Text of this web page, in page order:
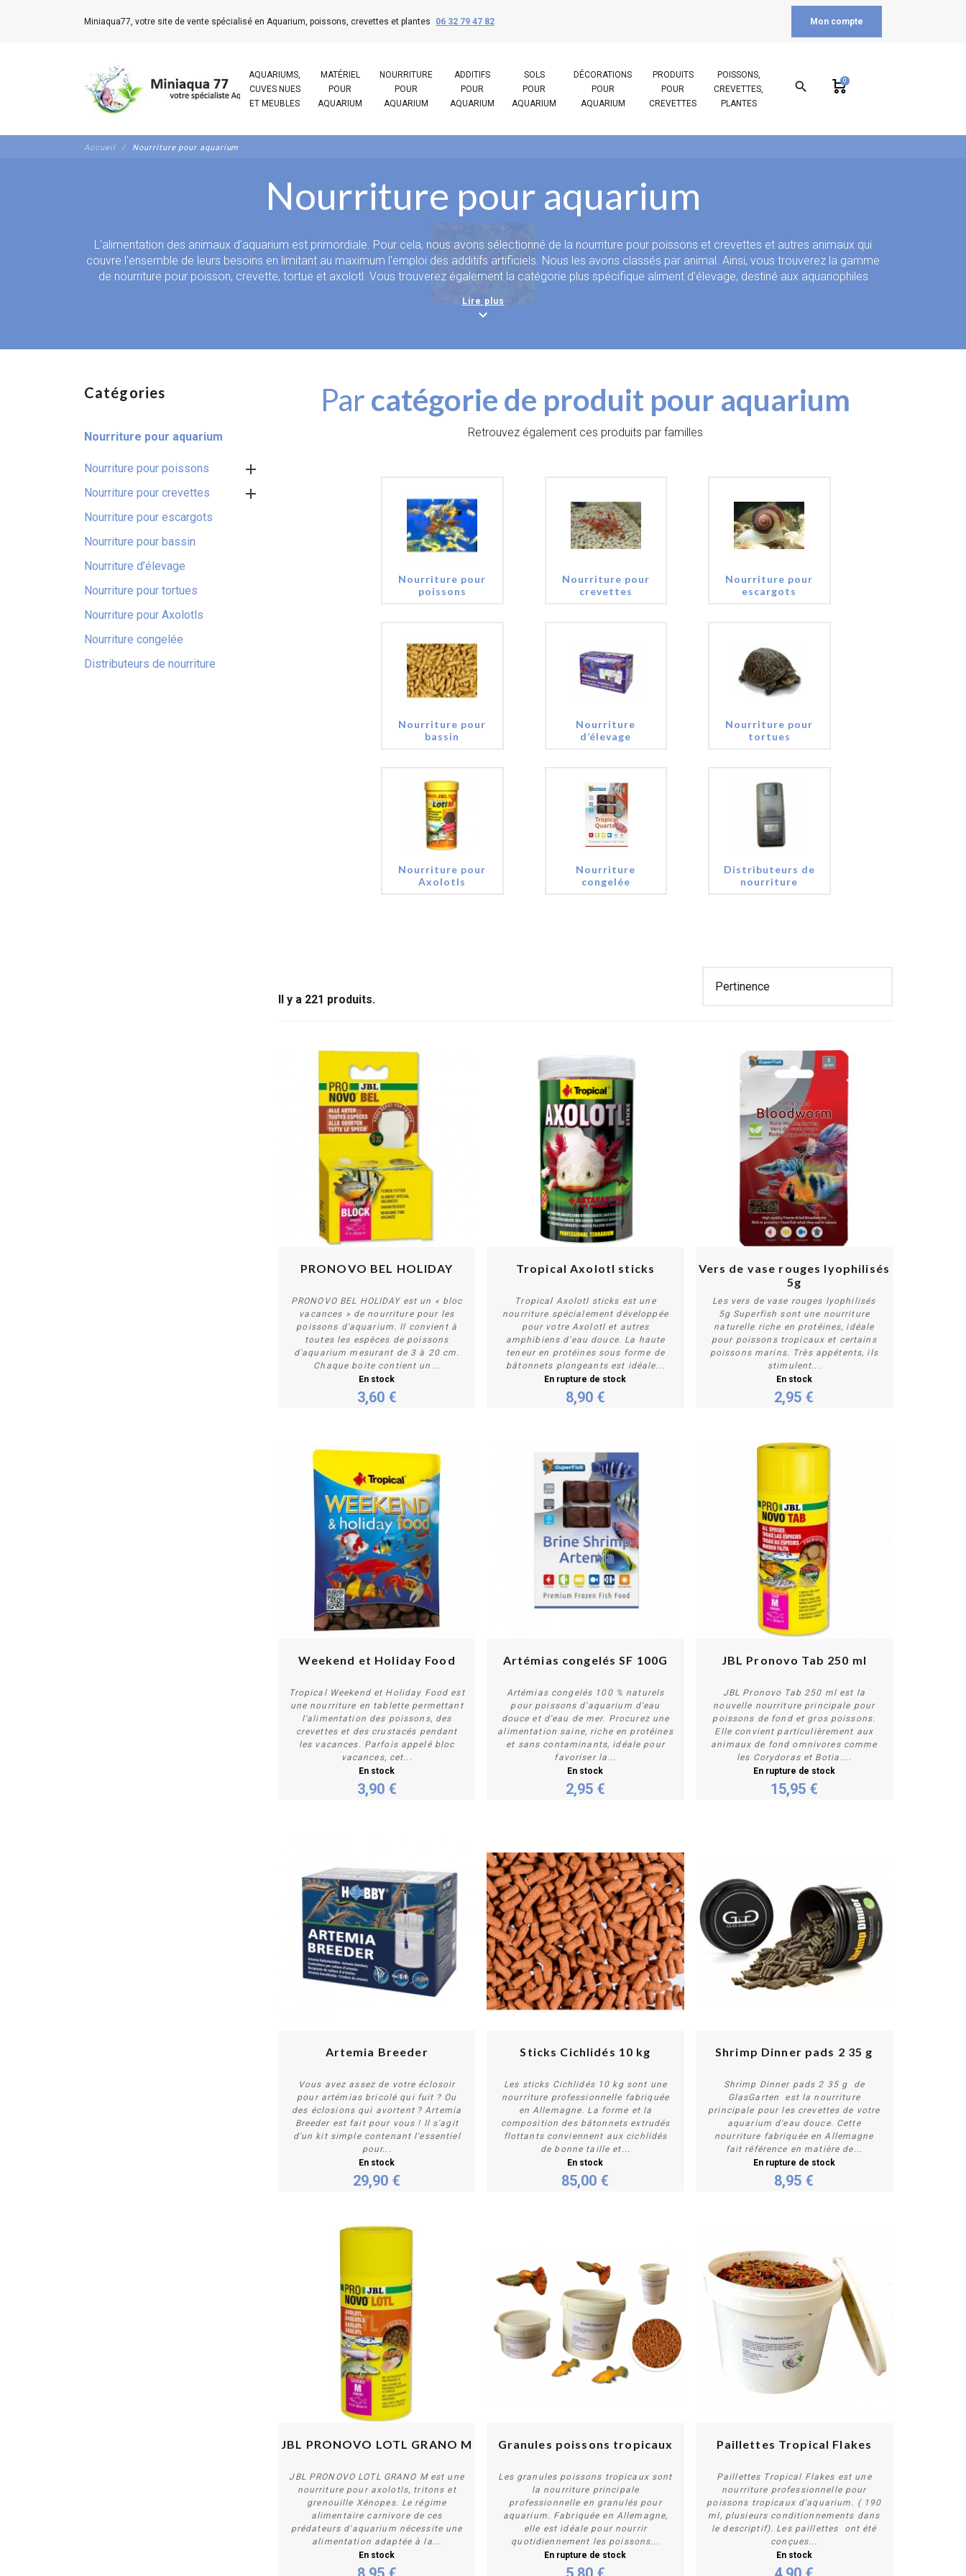
Miniaqua77, votre site de vente spécialisé en Aquarium, poissons, crevettes et plantes 06 32 79 47 82 Mon compte
AQUARIUMS,
CUVES NUES
ET MEUBLES
MATÉRIEL
POUR
AQUARIUM
NOURRITURE
POUR
AQUARIUM
ADDITIFS
POUR
AQUARIUM
SOLS
POUR
AQUARIUM
DÉCORATIONS
POUR
AQUARIUM
PRODUITS
POUR
CREVETTES
POISSONS,
CREVETTES,
PLANTES
search 0
Accueil Nourriture pour aquarium
Nourriture pour aquarium
L'alimentation des animaux d'aquarium est primordiale. Pour cela, nous avons sélectionné de la nourriture pour poissons et crevettes et autres animaux qui
couvre l'ensemble de leurs besoins en limitant au maximum l'emploi des additifs artificiels. Nous les avons classés par animal. Ainsi, vous trouverez la gamme
de nourriture pour poisson, crevette, tortue et axolotl. Vous trouverez également la catégorie plus spécifique aliment d'élevage, destiné aux aquariophiles
grosses structures comme les clubs aquariophiles, musées, etc. La catégorie nourriture congelée n'est pas vendue par correspondance, il s'agit d'un
Lire plus
expand_more
Catégories
Nourriture pour aquarium
Nourriture pour poissons 
Nourriture pour crevettes 
Nourriture pour escargots
Nourriture pour bassin
Nourriture d’élevage
Nourriture pour tortues
Nourriture pour Axolotls
Nourriture congelée
Distributeurs de nourriture
Par catégorie de produit pour aquarium
Retrouvez également ces produits par familles
Nourriture pour
poissons
Nourriture pour
crevettes
Nourriture pour
escargots
Nourriture pour
bassin
Nourriture
d’élevage
Nourriture pour
tortues
Nourriture pour
Axolotls
Nourriture
congelée
Distributeurs de
nourriture
Il y a 221 produits.
Acheter
PRONOVO BEL HOLIDAY
PRONOVO BEL HOLIDAY est un « bloc
vacances » de nourriture pour les
poissons d'aquarium. Il convient à
toutes les espèces de poissons
d'aquarium mesurant de 3 à 20 cm.
Chaque boite contient un...
En stock
3,60 €
Plus de détails
Tropical Axolotl sticks
Tropical Axolotl sticks est une
nourriture spécialement développée
pour votre Axolotl et autres
amphibiens d'eau douce. La haute
teneur en protéines sous forme de
bâtonnets plongeants est idéale...
En rupture de stock
8,90 €
Acheter
Vers de vase rouges lyophilisés
5g
Les vers de vase rouges lyophilisés
5g Superfish sont une nourriture
naturelle riche en protéines, idéale
pour poissons tropicaux et certains
poissons marins. Très appétents, ils
stimulent...
En stock
2,95 €
Acheter
Weekend et Holiday Food
Tropical Weekend et Holiday Food est
une nourriture en tablette permettant
l'alimentation des poissons, des
crevettes et des crustacés pendant
les vacances. Parfois appelé bloc
vacances, cet...
En stock
3,90 €
Plus de détails
Artémias congelés SF 100G
Artémias congelés 100 % naturels
pour poissons d'aquarium d'eau
douce et d'eau de mer. Procurez une
alimentation saine, riche en protéines
et sans contaminants, idéale pour
favoriser la...
En stock
2,95 €
Plus de détails
JBL Pronovo Tab 250 ml
JBL Pronovo Tab 250 ml est la
nouvelle nourriture principale pour
poissons de fond et gros poissons.
Elle convient particulièrement aux
animaux de fond omnivores comme
les Corydoras et Botia....
En rupture de stock
15,95 €
Acheter
Artemia Breeder
Vous avez assez de votre éclosoir
pour artémias bricolé qui fuit ? Ou
des éclosions qui avortent ? Artemia
Breeder est fait pour vous ! Il s'agit
d'un kit simple contenant l'essentiel
pour...
En stock
29,90 €
Acheter
Sticks Cichlidés 10 kg
Les sticks Cichlidés 10 kg sont une
nourriture professionnelle fabriquée
en Allemagne. La forme et la
composition des bâtonnets extrudés
flottants conviennent aux cichlidés
de bonne taille et...
En stock
85,00 €
Plus de détails
Shrimp Dinner pads 2 35 g
Shrimp Dinner pads 2 35 g de
GlasGarten est la nourriture
principale pour les crevettes de votre
aquarium d'eau douce. Cette
nourriture fabriquée en Allemagne
fait référence en matière de...
En rupture de stock
8,95 €
Acheter
JBL PRONOVO LOTL GRANO M
JBL PRONOVO LOTL GRANO M est une
nourriture pour axolotls, tritons et
grenouille Xénopes. Le régime
alimentaire carnivore de ces
prédateurs d'aquarium nécessite une
alimentation adaptée à la...
En stock
Personnaliser
Granules poissons tropicaux
Les granules poissons tropicaux sont
la nourriture principale
professionnelle en granulés pour
aquarium. Fabriquée en Allemagne,
elle est idéale pour nourrir
quotidiennement les poissons...
En rupture de stock
Personnaliser
Paillettes Tropical Flakes
Paillettes Tropical Flakes est une
nourriture professionnelle pour
poissons tropicaux d'aquarium. ( 190
ml, plusieurs conditionnements dans
le descriptif). Les paillettes ont été
conçues...
En stock